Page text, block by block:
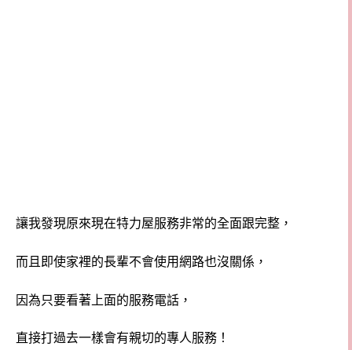
讓我發現原來現在特力屋服務非常的全面跟完整，
而且即使家裡的長輩不會使用網路也沒關係，
因為只要看著上面的服務電話，
直接打過去一樣會有親切的專人服務！